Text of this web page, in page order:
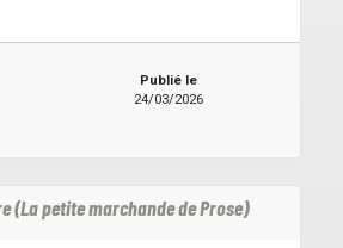
Publié le
24/03/2026
(La petite marchande de Prose)